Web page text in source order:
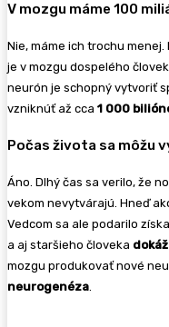
V mozgu máme 100
Nie, máme ich trochu
je v mozgu dospelého
neurón je schopný vytvoriť
vzniknúť až cca 1 000
Počas života sa môžu
Áno. Dlhý čas sa verilo, že
vekom nevytvárajú. Hneď
Vedcom sa ale podarilo
a aj staršieho človeka
mozgu produkovať nové
neurogenéza